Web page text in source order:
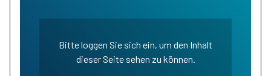
Bitte loggen Sie sich ein, um den Inhalt
dieser Seite sehen zu können.